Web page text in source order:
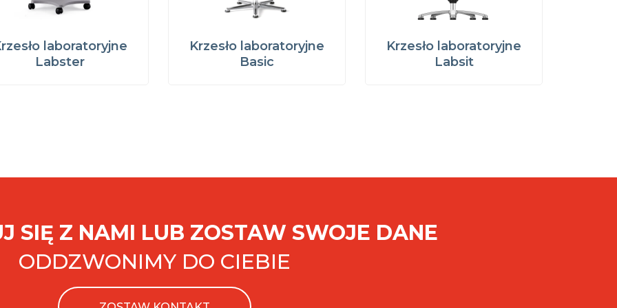
laboratoryjne
Labster
Krzesło laboratoryjne
Basic
Krzesło laboratoryjne
Labsit
SIĘ Z NAMI LUB ZOSTAW SWOJE DANE
ODDZWONIMY DO CIEBIE